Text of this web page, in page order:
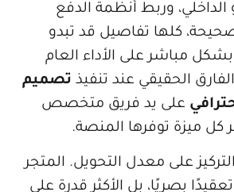
وربط أنظمة الدفع
تفاصيل قد تبدو
على الأداء العام
عند تنفيذ تصميم
يد فريق متخصص
المنصة.
التحويل. المتجر
بل الأكثر قدرة على